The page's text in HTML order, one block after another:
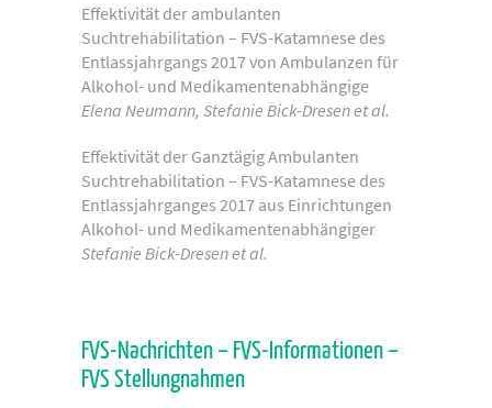
Effektivität der ambulanten
Suchtrehabilitation – FVS-Katamnese des
Entlassjahrgangs 2017 von Ambulanzen für
Alkohol- und Medikamentenabhängige
Elena Neumann, Stefanie Bick-Dresen et al.
Effektivität der Ganztägig Ambulanten
Suchtrehabilitation – FVS-Katamnese des
Entlassjahrganges 2017 aus Einrichtungen
Alkohol- und Medikamentenabhängiger
Stefanie Bick-Dresen et al.
FVS-Nachrichten – FVS-Informationen –
FVS Stellungnahmen